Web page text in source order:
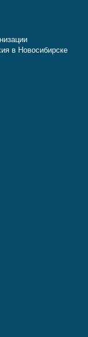
в Новосибирске